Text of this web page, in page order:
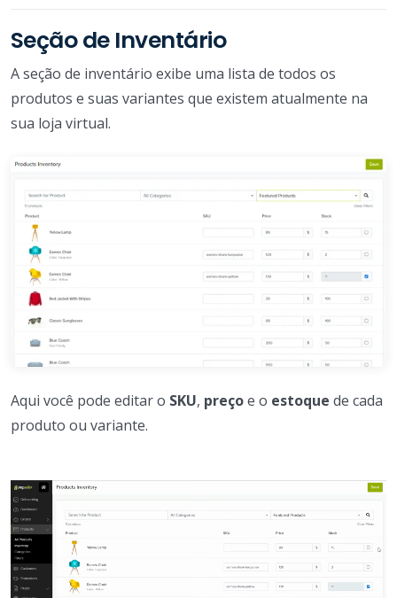
Seção de Inventário
A seção de inventário exibe uma lista de todos os
produtos e suas variantes que existem atualmente na
sua loja virtual.
Aqui você pode editar o SKU, preçoe o estoque de cada
produto ou variante.